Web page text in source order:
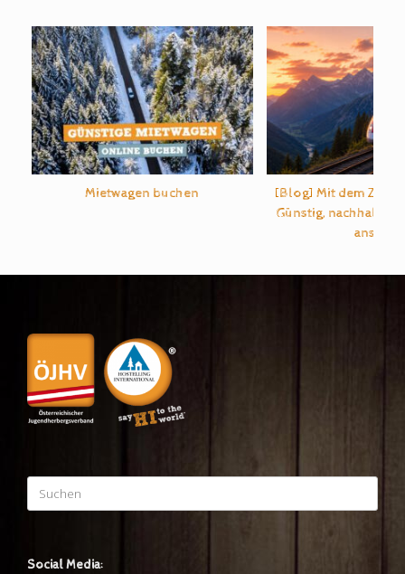
Mietwagen buchen
[Blog] Mit dem Zug
Günstig, nachhaltig
ans Ziel
Suchen
nach:
Social Media: